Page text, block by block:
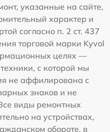
указанные на сайте,
характер и
согласно п. 2 ст. 437
торговой марки Kyvol
целях —
с которой мы
не аффилирована с
знаков и не
виды ремонтных
на устройствах,
обороте, в